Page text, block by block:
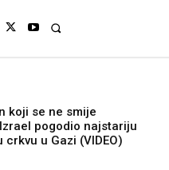
koji se ne smije
pogodio najstariju
crkvu u Gazi (VIDEO)